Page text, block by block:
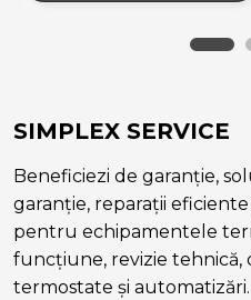
SIMPLEX SERVICE
Beneficiezi de garanție,
garanție, reparații
pentru echipamentele
funcțiune, revizie tehnică,
termostate și